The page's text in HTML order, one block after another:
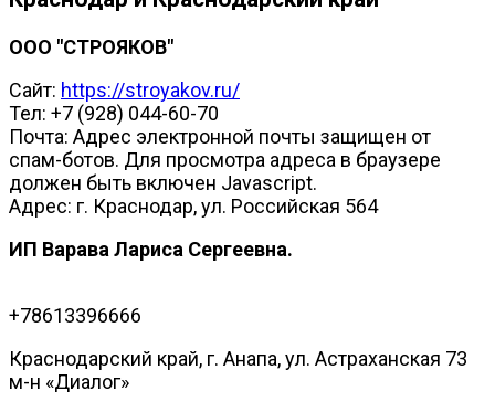
ООО "СТРОЯКОВ"
Сайт: https://stroyakov.ru/
Тел: +7 (928) 044-60-70
Почта: Адрес электронной почты защищен от
спам-ботов. Для просмотра адреса в браузере
должен быть включен Javascript.
Адрес: г. Краснодар, ул. Российская 564
ИП Варава Лариса Сергеевна.
+78613396666
Краснодарский край, г. Анапа, ул. Астраханская 73
м-н «Диалог»